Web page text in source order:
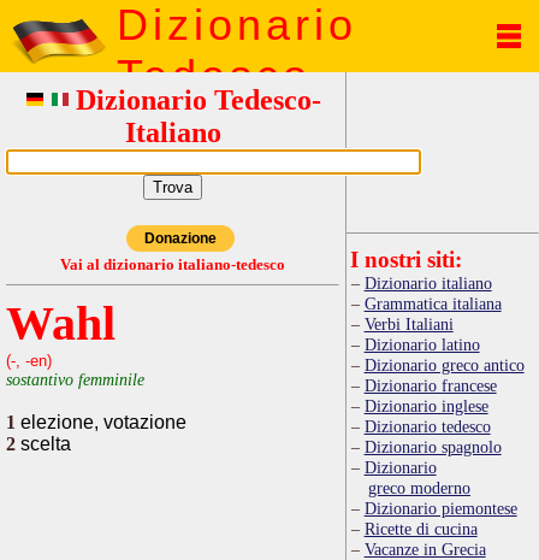
Dizionario
Tedesco
Dizionario Tedesco-
Italiano
Donazione
Vai al dizionario italiano-tedesco
Wahl
(-, -en)
sostantivo femminile
1 elezione, votazione
2 scelta
I nostri siti:
Dizionario italiano
Grammatica italiana
Verbi Italiani
Dizionario latino
Dizionario greco antico
Dizionario francese
Dizionario inglese
Dizionario tedesco
Dizionario spagnolo
Dizionario
greco moderno
Dizionario piemontese
Ricette di cucina
Vacanze in Grecia